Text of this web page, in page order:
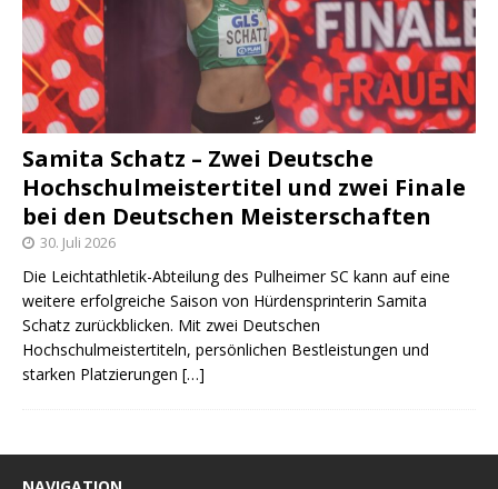
Samita Schatz – Zwei Deutsche
Hochschulmeistertitel und zwei Finale
bei den Deutschen Meisterschaften
30. Juli 2026
Die Leichtathletik-Abteilung des Pulheimer SC kann auf eine
weitere erfolgreiche Saison von Hürdensprinterin Samita
Schatz zurückblicken. Mit zwei Deutschen
Hochschulmeistertiteln, persönlichen Bestleistungen und
starken Platzierungen […]